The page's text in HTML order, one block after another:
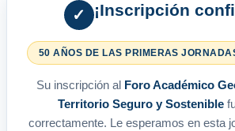
✓ ¡Inscripción
50 AÑOS DE LAS PRIMERAS
Su inscripción al Foro Académico
Territorio Seguro y Sostenible
correctamente. Le esperamos en esta